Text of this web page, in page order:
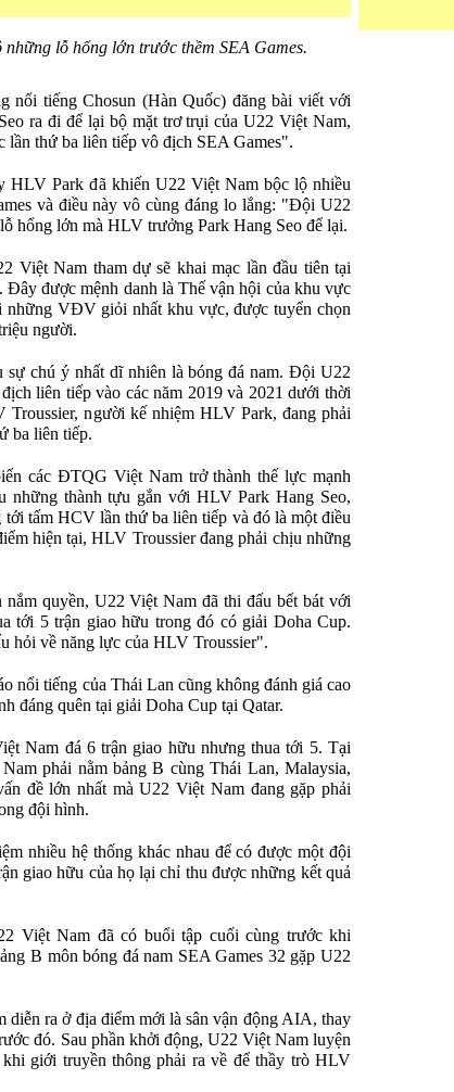
những lỗ hổng lớn trước thềm SEA Games.
nổi tiếng Chosun (Hàn Quốc) đăng bài viết với
ra đi để lại bộ mặt trơ trụi của U22 Việt Nam,
lần thứ ba liên tiếp vô địch SEA Games".
HLV Park đã khiến U22 Việt Nam bộc lộ nhiều
và điều này vô cùng đáng lo lắng: "Đội U22
hổng lớn mà HLV trưởng Park Hang Seo để lại.
Việt Nam tham dự sẽ khai mạc lần đầu tiên tại
Đây được mệnh danh là Thế vận hội của khu vực
VĐV giỏi nhất khu vực, được tuyển chọn
người.
sự chú ý nhất dĩ nhiên là bóng đá nam. Đội U22
liên tiếp vào các năm 2019 và 2021 dưới thời
người kế nhiệm HLV Park, đang phải
ba liên tiếp.
các ĐTQG Việt Nam trở thành thế lực mạnh
những thành tựu gắn với HLV Park Hang Seo,
tấm HCV lần thứ ba liên tiếp và đó là một điều
hiện tại, HLV Troussier đang phải chịu những
quyền, U22 Việt Nam đã thi đấu bết bát với
tới 5 trận giao hữu trong đó có giải Doha Cup.
hỏi về năng lực của HLV Troussier".
nổi tiếng của Thái Lan cũng không đánh giá cao
đáng quên tại giải Doha Cup tại Qatar.
Nam đá 6 trận giao hữu nhưng thua tới 5. Tại
phải nằm bảng B cùng Thái Lan, Malaysia,
đề lớn nhất mà U22 Việt Nam đang gặp phải
đội hình.
nhiều hệ thống khác nhau để có được một đội
giao hữu của họ lại chỉ thu được những kết quả
Việt Nam đã có buổi tập cuối cùng trước khi
B môn bóng đá nam SEA Games 32 gặp U22
diễn ra ở địa điểm mới là sân vận động AIA, thay
đó. Sau phần khởi động, U22 Việt Nam luyện
giới truyền thông phải ra về để thầy trò HLV